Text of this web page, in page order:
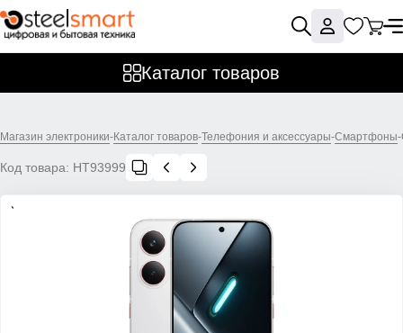
Каталог товаров
Магазин электроники-Каталог товаров-Телефония и аксессуары-Смартфоны-
Код товара: НТ93999